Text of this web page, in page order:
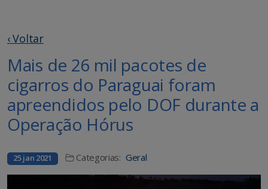
‹ Voltar
Mais de 26 mil pacotes de
cigarros do Paraguai foram
apreendidos pelo DOF durante a
Operação Hórus
25 jan 2021 Categorias: Geral